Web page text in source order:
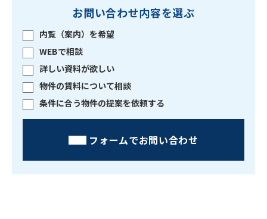
お問い合わせ内容を選ぶ
内覧（案内）を希望
WEBで相談
詳しい資料が欲しい
物件の賃料について相談
条件に合う物件の提案を依頼する
フォームでお問い合わせ